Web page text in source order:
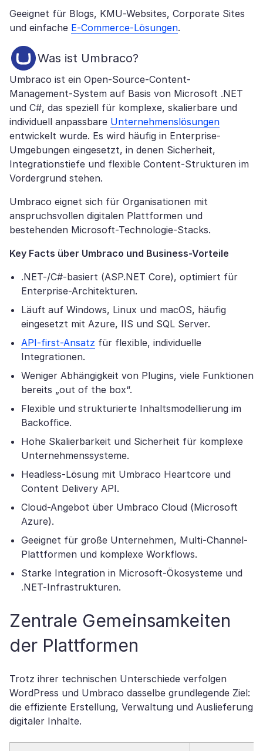
Geeignet für Blogs, KMU-Websites, Corporate Sites
und einfache E-Commerce-Lösungen.
Was ist Umbraco?
Umbraco ist ein Open-Source-Content-
Management-System auf Basis von Microsoft .NET
und C#, das speziell für komplexe, skalierbare und
individuell anpassbare Unternehmenslösungen
entwickelt wurde. Es wird häufig in Enterprise-
Umgebungen eingesetzt, in denen Sicherheit,
Integrationstiefe und flexible Content-Strukturen im
Vordergrund stehen.
Umbraco eignet sich für Organisationen mit
anspruchsvollen digitalen Plattformen und
bestehenden Microsoft-Technologie-Stacks.
Key Facts über Umbraco und Business-Vorteile
.NET-/C#-basiert (ASP.NET Core), optimiert für
Enterprise-Architekturen.
Läuft auf Windows, Linux und macOS, häufig
eingesetzt mit Azure, IIS und SQL Server.
API-first-Ansatz für flexible, individuelle
Integrationen.
Weniger Abhängigkeit von Plugins, viele Funktionen
bereits „out of the box“.
Flexible und strukturierte Inhaltsmodellierung im
Backoffice.
Hohe Skalierbarkeit und Sicherheit für komplexe
Unternehmenssysteme.
Headless-Lösung mit Umbraco Heartcore und
Content Delivery API.
Cloud-Angebot über Umbraco Cloud (Microsoft
Azure).
Geeignet für große Unternehmen, Multi-Channel-
Plattformen und komplexe Workflows.
Starke Integration in Microsoft-Ökosysteme und
.NET-Infrastrukturen.
Zentrale Gemeinsamkeiten
der Plattformen
Trotz ihrer technischen Unterschiede verfolgen
WordPress und Umbraco dasselbe grundlegende Ziel:
die effiziente Erstellung, Verwaltung und Auslieferung
digitaler Inhalte.